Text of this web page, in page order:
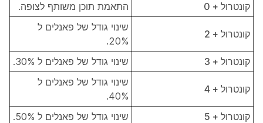
קונטרול + 0
התאמת תוכן משותף לצופה.
קונטרול + 2
שינוי גודל של פאנלים ל
20%.
קונטרול + 3
שינוי גודל של פאנלים ל 30%.
קונטרול + 4
שינוי גודל של פאנלים ל
40%.
קונטרול + 5
שינוי גודל של פאנלים ל 50%.